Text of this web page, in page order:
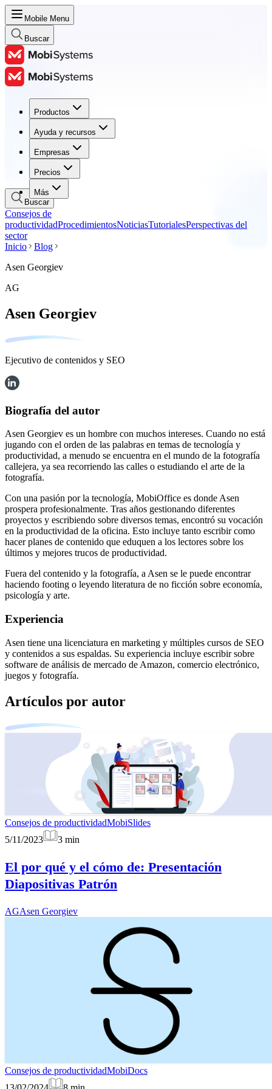
Mobile Menu
Buscar
Productos
Ayuda y recursos
Empresas
Precios
Más
Productos
Ayuda y recursos
Empresas
Precios
Buscar
Consejos de
productividadProcedimientosNoticiasTutorialesPerspectivas del
sector
Inicio
Blog
Asen Georgiev
AG
Asen Georgiev
Ejecutivo de contenidos y SEO
Biografía del autor
Asen Georgiev es un hombre con muchos intereses. Cuando no está
jugando con el orden de las palabras en temas de tecnología y
productividad, a menudo se encuentra en el mundo de la fotografía
callejera, ya sea recorriendo las calles o estudiando el arte de la
fotografía.
Con una pasión por la tecnología, MobiOffice es donde Asen
prospera profesionalmente. Tras años gestionando diferentes
proyectos y escribiendo sobre diversos temas, encontró su vocación
en la productividad de la oficina. Esto incluye tanto escribir como
hacer planes de contenido que eduquen a los lectores sobre los
últimos y mejores trucos de productividad.
Fuera del contenido y la fotografía, a Asen se le puede encontrar
haciendo footing o leyendo literatura de no ficción sobre economía,
psicología y arte.
Experiencia
Asen tiene una licenciatura en marketing y múltiples cursos de SEO
y contenidos a sus espaldas. Su experiencia incluye escribir sobre
software de análisis de mercado de Amazon, comercio electrónico,
juegos y fotografía.
Artículos por autor
Consejos de productividadMobiSlides
5/11/2023
3 min
El por qué y el cómo de: Presentación
Diapositivas Patrón
AGAsen Georgiev
Consejos de productividadMobiDocs